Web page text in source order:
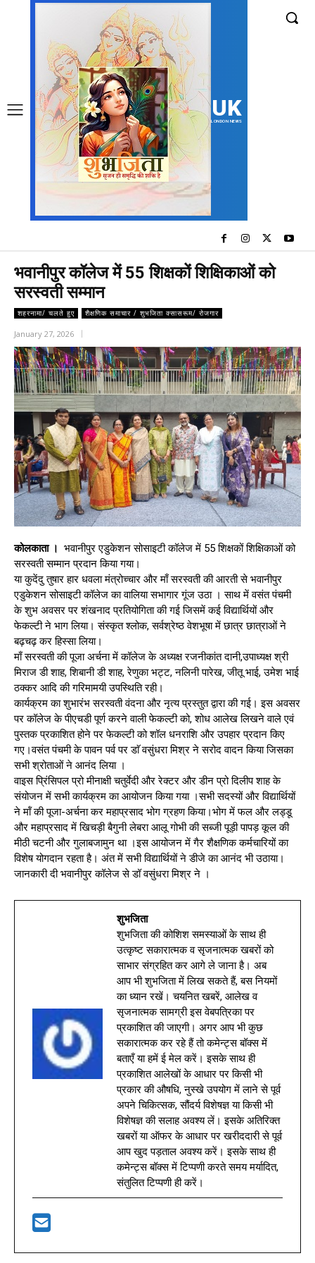
UK
LONDON NEWS
भवानीपुर कॉलेज में 55 शिक्षकों शिक्षिकाओं को
सरस्वती सम्मान
शहरनामा/ चलते हुए शैक्षणिक समाचार / शुभजिता क्सासरूम/ रोजगार
January 27, 2026
कोलकाता । भवानीपुर एडुकेशन सोसाइटी कॉलेज में 55 शिक्षकों शिक्षिकाओं को
सरस्वती सम्मान प्रदान किया गया।
या कुदेंदु तुषार हार धवला मंत्रोच्चार और माँ सरस्वती की आरती से भवानीपुर
एडुकेशन सोसाइटी कॉलेज का वालिया सभागार गूंज उठा । साथ में वसंत पंचमी
के शुभ अवसर पर शंखनाद प्रतियोगिता की गई जिसमें कई विद्यार्थियों और
फेकल्टी ने भाग लिया। संस्कृत श्लोक, सर्वश्रेष्ठ वेशभूषा में छात्र छात्राओं ने
बढ़चढ़ कर हिस्सा लिया।
माँ सरस्वती की पूजा अर्चना में कॉलेज के अध्यक्ष रजनीकांत दानी,उपाध्यक्ष श्री
मिराज डी शाह, शिबानी डी शाह, रेणुका भट्ट, नलिनी पारेख, जीतू भाई, उमेश भाई
ठक्कर आदि की गरिमामयी उपस्थिति रही।
कार्यक्रम का शुभारंभ सरस्वती वंदना और नृत्य प्रस्तुत द्वारा की गई। इस अवसर
पर कॉलेज के पीएचडी पूर्ण करने वाली फेकल्टी को, शोध आलेख लिखने वाले एवं
पुस्तक प्रकाशित होने पर फेकल्टी को शॉल धनराशि और उपहार प्रदान किए
गए।वसंत पंचमी के पावन पर्व पर डाॅ वसुंधरा मिश्र ने सरोद वादन किया जिसका
सभी श्रोताओं ने आनंद लिया ।
वाइस प्रिंसिपल प्रो मीनाक्षी चतुर्वेदी और रेक्टर और डीन प्रो दिलीप शाह के
संयोजन में सभी कार्यक्रम का आयोजन किया गया ।सभी सदस्यों और विद्यार्थियों
ने मॉं की पूजा-अर्चना कर महाप्रसाद भोग ग्रहण किया।भोग में फल और लड्डू
और महाप्रसाद में खिचड़ी बैगुनी लेबरा आलू गोभी की सब्जी पूड़ी पापड़ कूल की
मीठी चटनी और गुलाबजामुन था ।इस आयोजन में गैर शैक्षणिक कर्मचारियों का
विशेष योगदान रहता है। अंत में सभी विद्यार्थियों ने डीजे का आनंद भी उठाया।
जानकारी दी भवानीपुर कॉलेज से डॉ वसुंधरा मिश्र ने ।
शुभजिता
शुभजिता की कोशिश समस्याओं के साथ ही
उत्कृष्ट सकारात्मक व सृजनात्मक खबरों को
साभार संग्रहित कर आगे ले जाना है। अब
आप भी शुभजिता में लिख सकते हैं, बस नियमों
का ध्यान रखें। चयनित खबरें, आलेख व
सृजनात्मक सामग्री इस वेबपत्रिका पर
प्रकाशित की जाएगी। अगर आप भी कुछ
सकारात्मक कर रहे हैं तो कमेन्ट्स बॉक्स में
बताएँ या हमें ई मेल करें। इसके साथ ही
प्रकाशित आलेखों के आधार पर किसी भी
प्रकार की औषधि, नुस्खे उपयोग में लाने से पूर्व
अपने चिकित्सक, सौंदर्य विशेषज्ञ या किसी भी
विशेषज्ञ की सलाह अवश्य लें। इसके अतिरिक्त
खबरों या ऑफर के आधार पर खरीददारी से पूर्व
आप खुद पड़ताल अवश्य करें। इसके साथ ही
कमेन्ट्स बॉक्स में टिप्पणी करते समय मर्यादित,
संतुलित टिप्पणी ही करें।